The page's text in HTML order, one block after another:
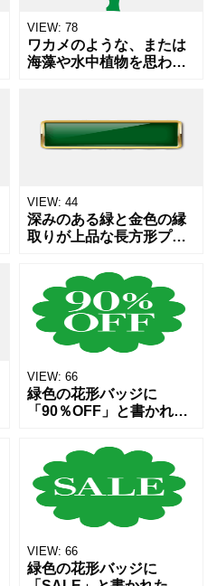
VIEW: 78
ワカメのような、または
海藻や水中植物を思わせ
ロジー、健康、水中のイ
メージを連想させます。
VIEW: 44
深みのある緑と金色の縁
取りが上品な長方形プレ
る光沢グラデーションで
高級感を演出し、安心感
やナチュラルな印象を与
えたいデザインに最適。
おす
VIEW: 66
緑色の花形バッジに
「90％OFF」と書かれた
プルで見やすいデザイン
のため、チラシ・ECサイ
ト・バナー・SNS投稿な
どの割引表示やキャンペ
VIEW: 66
緑色の花形バッジに